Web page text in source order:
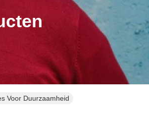
Voor Duurzaamheid